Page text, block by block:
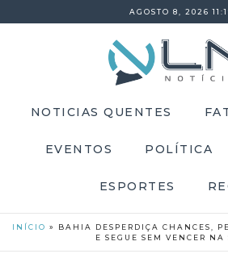
AGOSTO 8, 2026
NOTICIAS QUENTES
EVENTOS POLÍTICA
ESPORTES
INÍCIO »
BAHIA DESPERDIÇA CHANCES,
E SEGUE SEM VENCER NA